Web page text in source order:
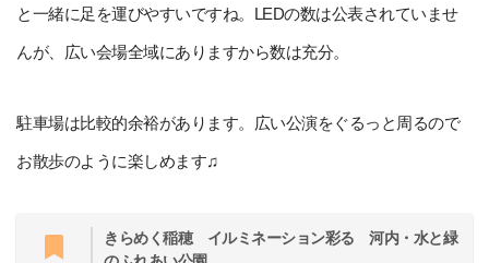
と一緒に足を運びやすいですね。LEDの数は公表されていませ
んが、広い会場全域にありますから数は充分。
駐車場は比較的余裕があります。広い公演をぐるっと周るので
お散歩のように楽しめます♫
きらめく稲穂 イルミネーション彩る 河内・水と緑